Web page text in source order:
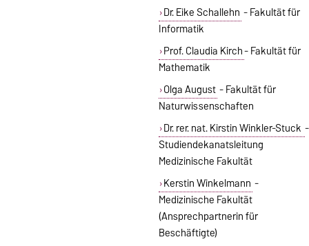
Dr. Eike Schallehn - Fakultät für
Informatik
Prof. Claudia Kirch- Fakultät für
Mathematik
Olga August - Fakultät für
Naturwissenschaften
Dr. rer. nat. Kirstin Winkler-Stuck -
Studiendekanatsleitung
Medizinische Fakultät
Kerstin Winkelmann -
Medizinische Fakultät
(Ansprechpartnerin für
Beschäftigte)